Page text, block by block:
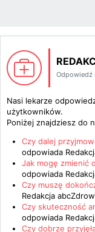
Odpowiedź
Nasi lekarze
użytkowników.
Poniżej znajdziesz do
Czy dalej
odpowiada
Jak mogę zmienić
odpowiada
Czy muszę
Redakcja
Czy skuteczność
odpowiada
Czy dobrze